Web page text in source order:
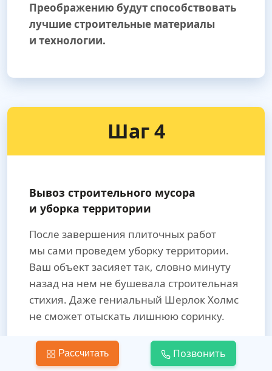
Преображению будут способствовать
лучшие строительные материалы
и технологии.
Шаг 4
Вывоз строительного мусора
и уборка территории
После завершения плиточных работ
мы сами проведем уборку территории.
Ваш объект засияет так, словно минуту
назад на нем не бушевала строительная
стихия. Даже гениальный Шерлок Холмс
не сможет отыскать лишнюю соринку.
Вам не придется тратить силы
и деньги на вывоз мусора. Мы все
Рассчитать Позвонить